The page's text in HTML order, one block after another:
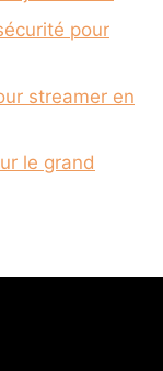
pour
streamer en
le grand